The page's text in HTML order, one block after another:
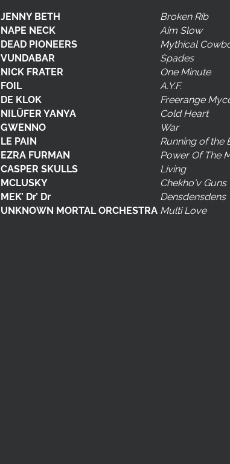
JENNY BETH Broken Rib
NAPE NECK
Aim Slow
DEAD PIONEERS
Mythical
VUNDABAR
Spades
NICK FRATER
One Minute
FOIL
A.Y.F.
DE KLOK
Freerange
NILÜFER YANYA
Cold Heart
GWENNO
War
LE PAIN
Running of the
EZRA FURMAN
Power Of The
CASPER SKULLS
Living
MCLUSKY
Chekho'v Guns
MEK’ Dr’ Dr
Densdensdens
UNKNOWN MORTAL ORCHESTRA Multi Love